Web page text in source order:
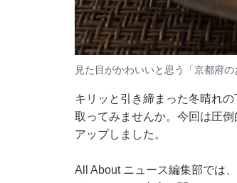
見た目がかわいいと思う「京都府
キリッと引き締まった冬晴れ
取ってみませんか。今回は圧
アップしました。
All About ニュース編集部では